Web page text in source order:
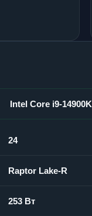
Intel Core i9-14900K
24
Raptor Lake-R
253 Вт